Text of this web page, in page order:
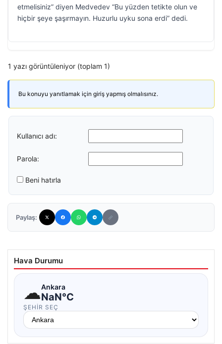
etmelisiniz” diyen Medvedev “Bu yüzden tetikte olun ve
hiçbir şeye şaşırmayın. Huzurlu uyku sona erdi” dedi.
1 yazı görüntüleniyor (toplam 1)
Bu konuyu yanıtlamak için giriş yapmış olmalısınız.
Kullanıcı adı:
Parola:
Beni hatırla
Paylaş:
Hava Durumu
☁Ankara
NaN°C
ŞEHIR SEÇ